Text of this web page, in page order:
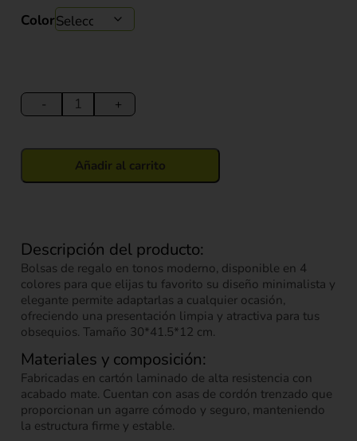
Descripción del producto:
Bolsas de regalo en tonos moderno, disponible en 4
colores para que elijas tu favorito su diseño minimalista y
elegante permite adaptarlas a cualquier ocasión,
ofreciendo una presentación limpia y atractiva para tus
obsequios. Tamaño 30*41.5*12 cm.
Materiales y composición:
Fabricadas en cartón laminado de alta resistencia con
acabado mate. Cuentan con asas de cordón trenzado que
proporcionan un agarre cómodo y seguro, manteniendo
la estructura firme y estable.
Color
-
Regalo
30*41.5*12
+
Añadir al carrito